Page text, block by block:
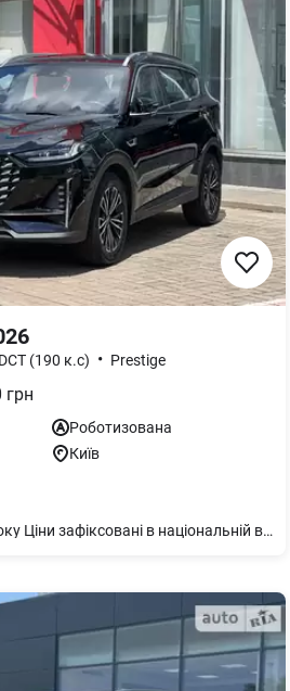
(190 к.с) • Prestige
грн
Роботизована
Київ
JETOUR X70PLUS 2026 року Ціни зафіксовані в національній валюті! Кількість авто ОБМЕЖЕНА!!! Вказані ціни на відповідні автомобілі без врахування вартості додаткових опцій та/або послуг. За додатковою інформацією, щодо комплектацій, доступних кольорів, вартості та наявності авто, телефонуйте до дилерського центр